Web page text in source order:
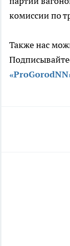
комиссии по
Также нас